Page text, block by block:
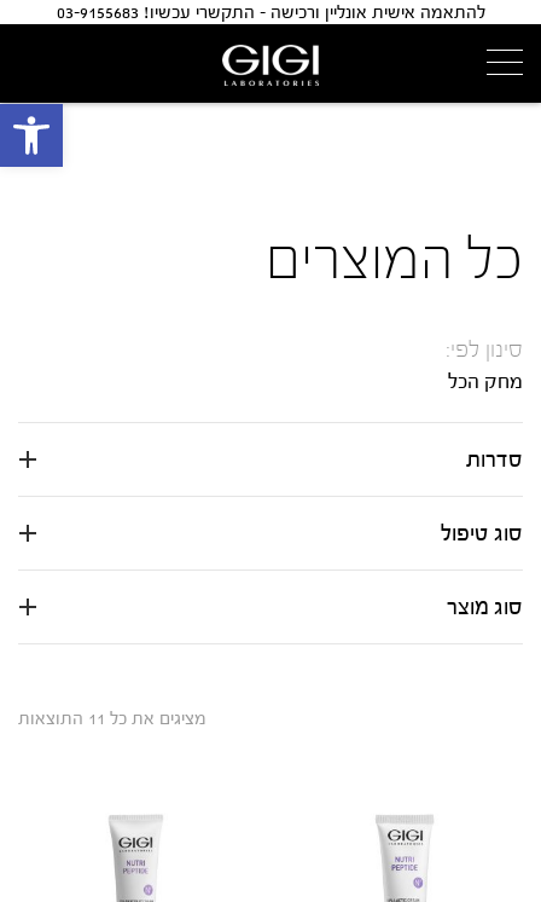
להתאמה אישית אונליין ורכישה - התקשרי עכשיו! 03-9155683
כל המוצרים
סינון לפי:
מחק הכל
סדרות
סוג טיפול
סוג מוצר
מציגים את כל ⁦11⁩ התוצאות